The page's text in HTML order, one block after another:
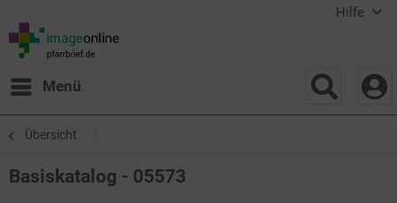
Hilfe
Menü
Übersicht
Basiskatalog - 05573